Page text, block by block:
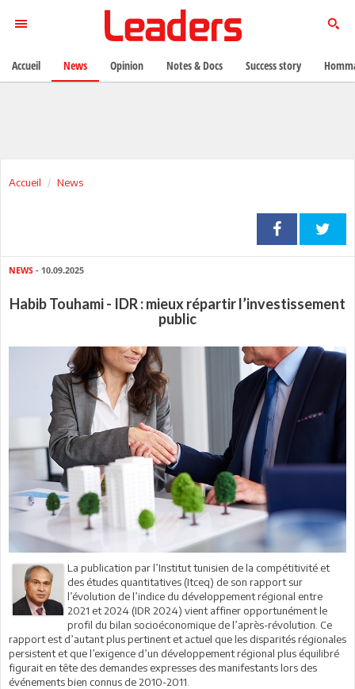
Accueil News
NEWS - 10.09.2025
Habib Touhami - IDR : mieux répartir l’investissement
public
La publication par l’Institut tunisien de la compétitivité et
des études quantitatives (Itceq) de son rapport sur
l’évolution de l’indice du développement régional entre
2021 et 2024 (IDR 2024) vient affiner opportunément le
profil du bilan socioéconomique de l’après-révolution. Ce
rapport est d’autant plus pertinent et actuel que les disparités régionales
persistent et que l’exigence d’un développement régional plus équilibré
figurait en tête des demandes expresses des manifestants lors des
événements bien connus de 2010-2011.
Accueil News Opinion Notes & Docs Success story